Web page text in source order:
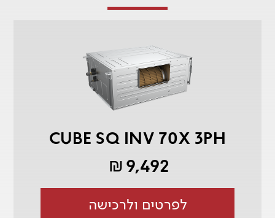
CUBE SQ INV 70X 3PH
9,492
₪
לפרטים ולרכישה